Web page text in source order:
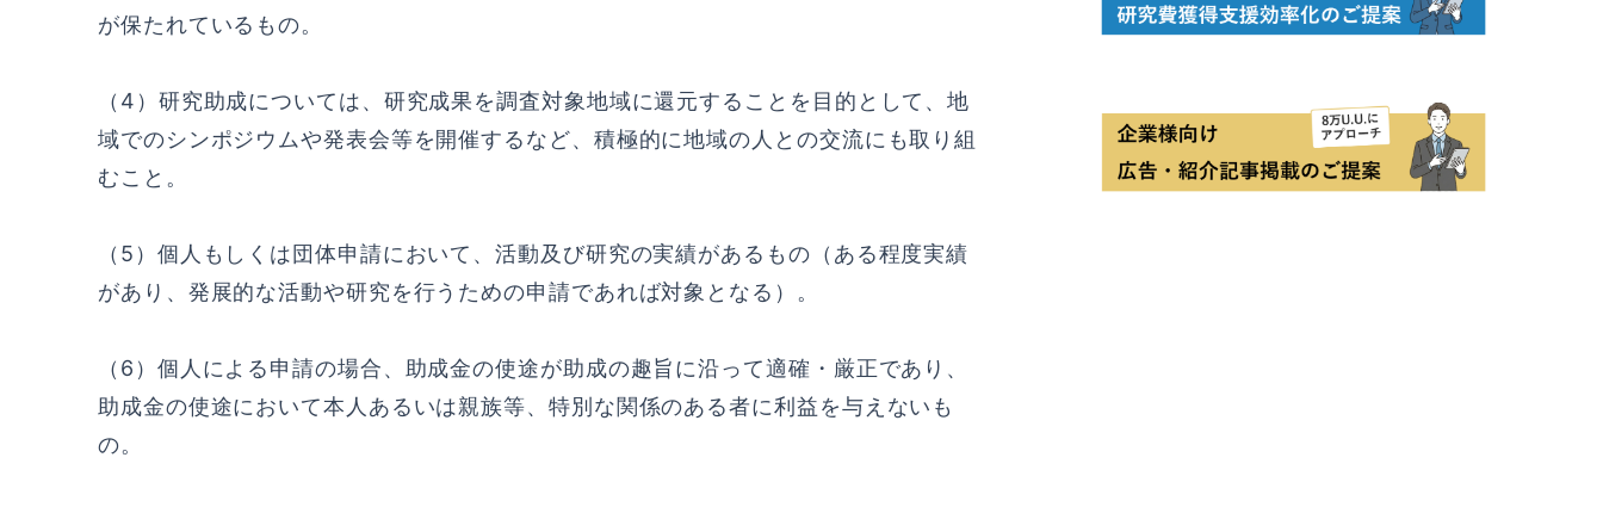
が保たれているもの。
（4）研究助成については、研究成果を調査対象地域に還元することを目的として、地
域でのシンポジウムや発表会等を開催するなど、積極的に地域の人との交流にも取り組
むこと。
（5）個人もしくは団体申請において、活動及び研究の実績があるもの（ある程度実績
があり、発展的な活動や研究を行うための申請であれば対象となる）。
（6）個人による申請の場合、助成金の使途が助成の趣旨に沿って適確・厳正であり、
助成金の使途において本人あるいは親族等、特別な関係のある者に利益を与えないも
の。